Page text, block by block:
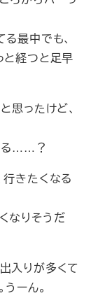
最中でも、
と経つと足早
思ったけど、
る……？
きたくなる
なりそうだ
入りが多くて
ーん。